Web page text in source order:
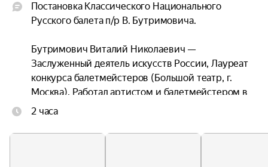
Постановка Классического Национального
Русского балета п/р В. Бутримовича.
Бутримович Виталий Николаевич —
Заслуженный деятель искусств России, Лауреат
конкурса балетмейстеров (Большой театр, г.
Москва). Работал артистом и балетмейстером в
Белорусском театре оперы и балета. С 1975 по
Челябинского театра оперы и балета,
2 часа